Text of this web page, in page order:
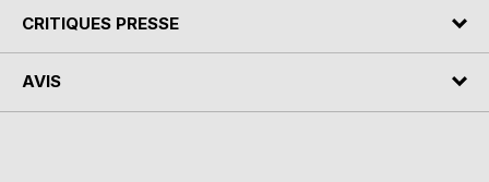
CRITIQUES PRESSE
AVIS